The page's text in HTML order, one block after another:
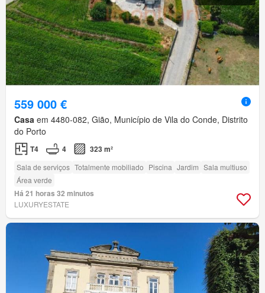
559 000 €
Casa em 4480-082, Gião, Município de Vila do Conde, Distrito
do Porto
T4 4 323 m²
Sala de serviços Totalmente mobiliado Piscina Jardim Sala multiuso
Área verde
Há 21 horas 32 minutos
LUXURYESTATE